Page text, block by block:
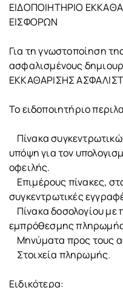
ΕΙΔΟΠΟΙΗΤΗΡΙΟ
ΕΙΣΦΟΡΩΝ
Για τη γνωστοποίηση
ασφαλισμένους
ΕΚΚΑΘΑΡΙΣΗΣ
Το ειδοποιητήριο
Πίνακα
υπόψη για τον
οφειλής.
Επιμέρους πίνακες,
συγκεντρωτικές
Πίνακα δοσολογίου με
εμπρόθεσμης
Μηνύματα προς τους
Στοιχεία πληρωμής.
Ειδικότερα: